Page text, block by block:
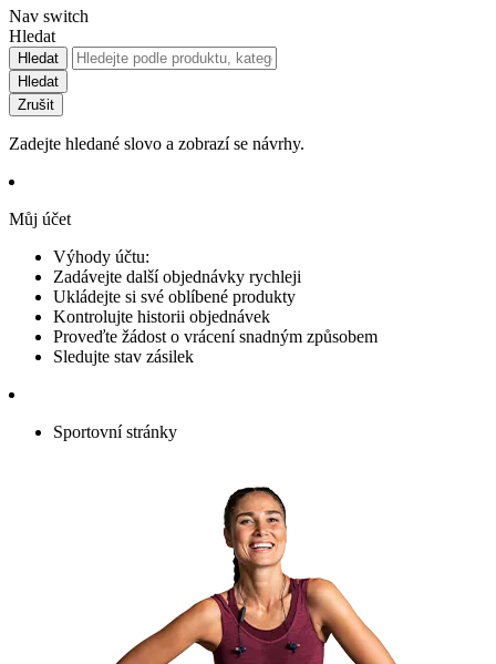
Nav switch
Hledat
Hledat
Hledat
Zrušit
Zadejte hledané slovo a zobrazí se návrhy.
Můj účet
Výhody účtu:
Zadávejte další objednávky rychleji
Ukládejte si své oblíbené produkty
Kontrolujte historii objednávek
Proveďte žádost o vrácení snadným způsobem
Sledujte stav zásilek
Sportovní stránky